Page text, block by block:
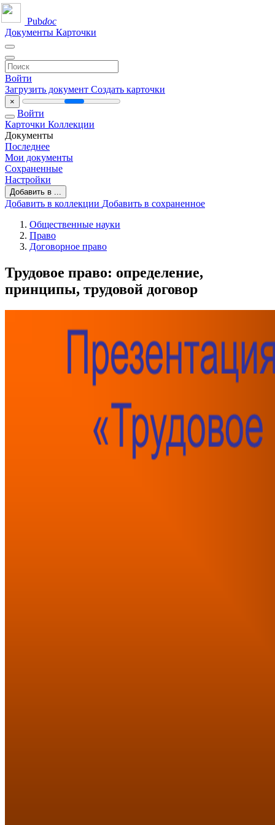
Pubdoc
Документы Карточки
Войти
Загрузить документ Создать карточки
×
Войти
Карточки Коллекции
Документы
Последнее
Мои документы
Сохраненные
Настройки
Добавить в ...
Добавить в коллекции Добавить в сохраненное
Общественные науки
Право
Договорное право
Трудовое право: определение,
принципы, трудовой договор